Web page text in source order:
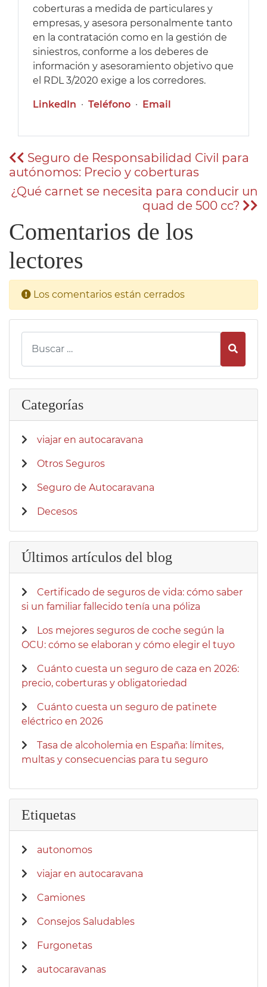
coberturas a medida de particulares y
empresas, y asesora personalmente tanto
en la contratación como en la gestión de
siniestros, conforme a los deberes de
información y asesoramiento objetivo que
el RDL 3/2020 exige a los corredores.
LinkedIn · Teléfono · Email
Seguro de Responsabilidad Civil para
autónomos: Precio y coberturas
¿Qué carnet se necesita para conducir un
quad de 500 cc?
Comentarios de los
lectores
Los comentarios están cerrados
Categorías
viajar en autocaravana
Otros Seguros
Seguro de Autocaravana
Decesos
Últimos artículos del blog
Certificado de seguros de vida: cómo saber
si un familiar fallecido tenía una póliza
Los mejores seguros de coche según la
OCU: cómo se elaboran y cómo elegir el tuyo
Cuánto cuesta un seguro de caza en 2026:
precio, coberturas y obligatoriedad
Cuánto cuesta un seguro de patinete
eléctrico en 2026
Tasa de alcoholemia en España: límites,
multas y consecuencias para tu seguro
Etiquetas
autonomos
viajar en autocaravana
Camiones
Consejos Saludables
Furgonetas
autocaravanas